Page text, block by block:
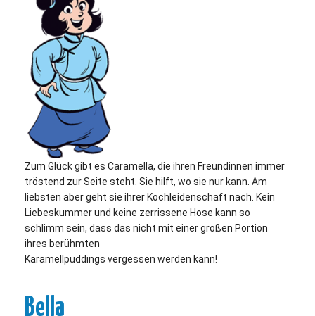
Zum Glück gibt es Caramella, die ihren Freundinnen immer
tröstend zur Seite steht. Sie hilft, wo sie nur kann. Am
liebsten aber geht sie ihrer Kochleidenschaft nach. Kein
Liebeskummer und keine zerrissene Hose kann so
schlimm sein, dass das nicht mit einer großen Portion
ihres berühmten
Karamellpuddings vergessen werden kann!
Bella